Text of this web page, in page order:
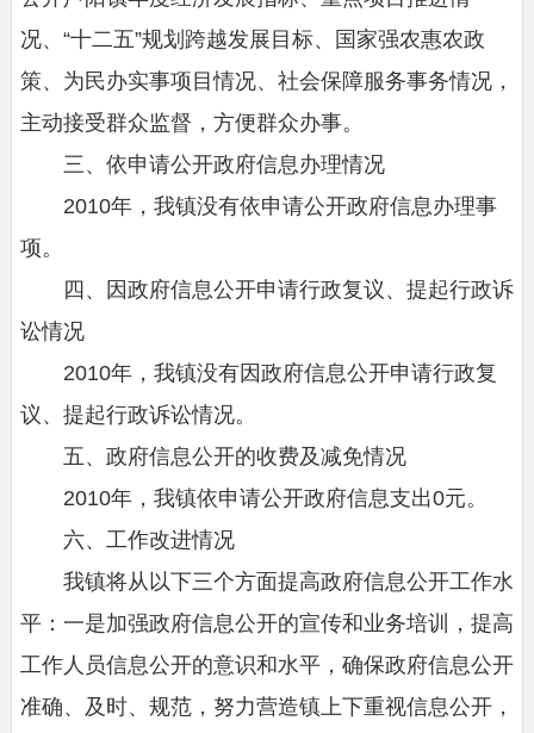
况、“十二五”规划跨越发展目标、国家强农惠农政
策、为民办实事项目情况、社会保障服务事务情况，
主动接受群众监督，方便群众办事。
三、依申请公开政府信息办理情况
2010年，我镇没有依申请公开政府信息办理事
项。
四、因政府信息公开申请行政复议、提起行政诉
讼情况
2010年，我镇没有因政府信息公开申请行政复
议、提起行政诉讼情况。
五、政府信息公开的收费及减免情况
2010年，我镇依申请公开政府信息支出0元。
六、工作改进情况
我镇将从以下三个方面提高政府信息公开工作水
平：一是加强政府信息公开的宣传和业务培训，提高
工作人员信息公开的意识和水平，确保政府信息公开
准确、及时、规范，努力营造镇上下重视信息公开，